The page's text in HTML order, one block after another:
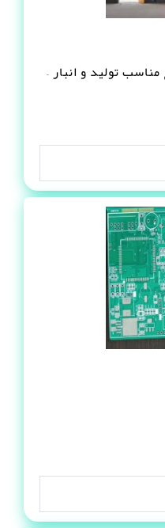
تولید و انبار –